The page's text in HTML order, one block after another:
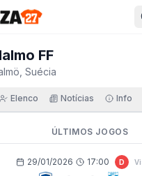
FF
Suécia
Elenco Notícias Info
ÚLTIMOS JOGOS
29/01/2026 17:00 D